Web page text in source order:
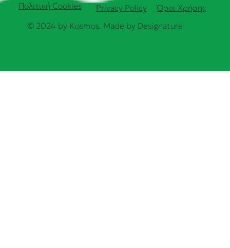
© 2024 by Kosmos. Made by Designature
Πολιτική Cookies Όροι Χρήσης
Privacy Policy